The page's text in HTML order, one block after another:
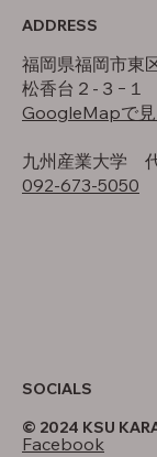
ADDRESS
福岡県福岡市東
松香台２-３−１
GoogleMapで見
九州産業大学
092-673-5050
SOCIALS
Facebook
© 2024 KSU